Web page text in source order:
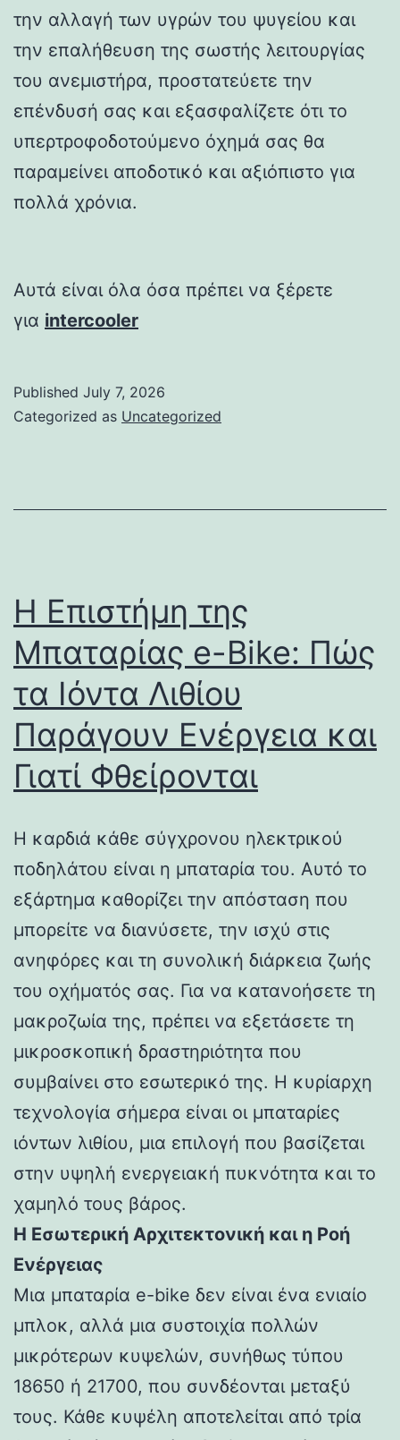
την αλλαγή των υγρών του ψυγείου και
την επαλήθευση της σωστής λειτουργίας
του ανεμιστήρα, προστατεύετε την
επένδυσή σας και εξασφαλίζετε ότι το
υπερτροφοδοτούμενο όχημά σας θα
παραμείνει αποδοτικό και αξιόπιστο για
πολλά χρόνια.
Αυτά είναι όλα όσα πρέπει να ξέρετε
για intercooler
Published July 7, 2026
Categorized as Uncategorized
Η Επιστήμη της
Μπαταρίας e-Bike: Πώς
τα Ιόντα Λιθίου
Παράγουν Ενέργεια και
Γιατί Φθείρονται
Η καρδιά κάθε σύγχρονου ηλεκτρικού
ποδηλάτου είναι η μπαταρία του. Αυτό το
εξάρτημα καθορίζει την απόσταση που
μπορείτε να διανύσετε, την ισχύ στις
ανηφόρες και τη συνολική διάρκεια ζωής
του οχήματός σας. Για να κατανοήσετε τη
μακροζωία της, πρέπει να εξετάσετε τη
μικροσκοπική δραστηριότητα που
συμβαίνει στο εσωτερικό της. Η κυρίαρχη
τεχνολογία σήμερα είναι οι μπαταρίες
ιόντων λιθίου, μια επιλογή που βασίζεται
στην υψηλή ενεργειακή πυκνότητα και το
χαμηλό τους βάρος.
Η Εσωτερική Αρχιτεκτονική και η Ροή
Ενέργειας
Μια μπαταρία e-bike δεν είναι ένα ενιαίο
μπλοκ, αλλά μια συστοιχία πολλών
μικρότερων κυψελών, συνήθως τύπου
18650 ή 21700, που συνδέονται μεταξύ
τους. Κάθε κυψέλη αποτελείται από τρία